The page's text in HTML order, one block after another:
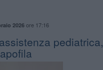
2026ore 17:16
pediatrica,